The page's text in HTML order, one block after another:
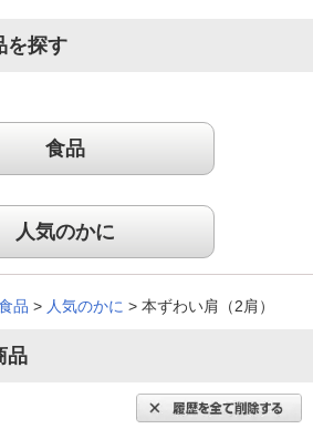
しい！
。私より主人の方がたくさん食べて満
ていますが、いつもより身がぎっしり
、家族も喜んでいました！本当に美味
を探す
食品
人気のかに
品 > 人気のかに > 本ずわい肩（2肩）
品